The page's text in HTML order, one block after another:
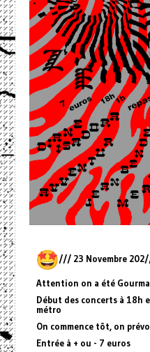
/// 23 Novembre
Attention on a été
Début des concerts à 18h
métro
On commence tôt, on
Entrée à + ou - 7 euros